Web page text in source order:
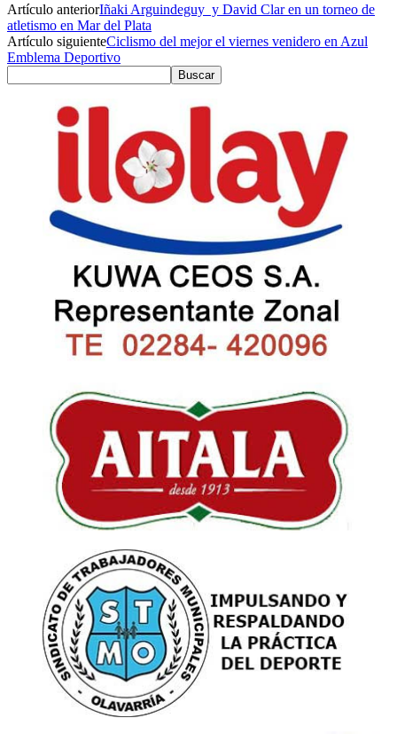
Artículo anteriorIñaki Arguindeguy y David Clar en un torneo de
atletismo en Mar del Plata
Artículo siguienteCiclismo del mejor el viernes venidero en Azul
Emblema Deportivo